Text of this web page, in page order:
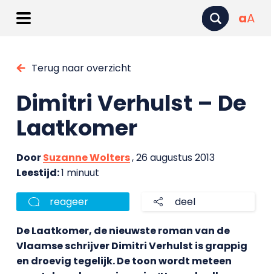
aA
Terug naar overzicht
Dimitri Verhulst – De
Laatkomer
DoorSuzanne Wolters, 26 augustus 2013
Leestijd:1 minuut
reageer deel
De Laatkomer, de nieuwste roman van de
Vlaamse schrijver Dimitri Verhulst is grappig
en droevig tegelijk. De toon wordt meteen